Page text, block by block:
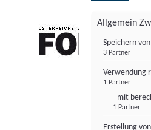
Allgemein
Speichern
3 Partner
Verwendung
1 Partner
- mit
1 Partner
Erstellung
FONDS professionell